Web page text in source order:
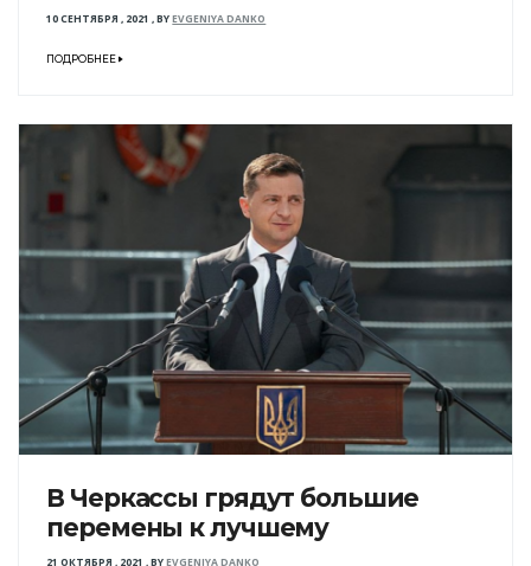
10 СЕНТЯБРЯ , 2021 ,BYEVGENIYA DANKO
ПОДРОБНЕЕ
В Черкассы грядут большие
перемены к лучшему
21 ОКТЯБРЯ , 2021 ,BYEVGENIYA DANKO